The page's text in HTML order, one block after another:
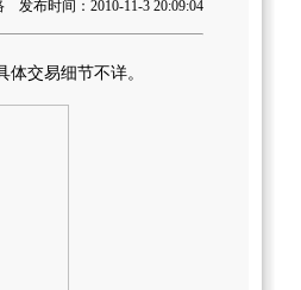
发布时间：2010-11-3 20:09:04
交易细节不详。